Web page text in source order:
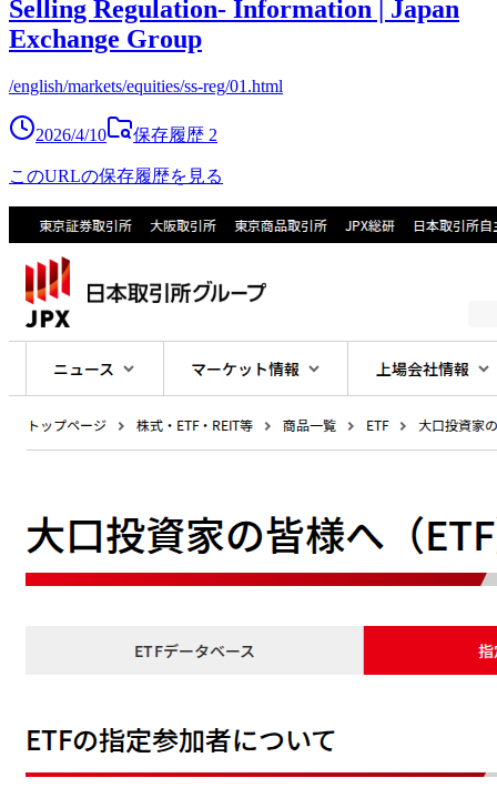
Selling Regulation- Information | Japan
Exchange Group
/english/markets/equities/ss-reg/01.html
2026/4/10 保存履歴 2
このURLの保存履歴を見る